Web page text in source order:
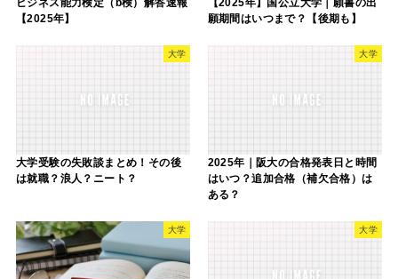
ビジネス能力検定（b検）解答速報
【2025年】
【2025年】国公立大学｜願書の出
願期間はいつまで？【後期も】
大学
大学受験の失敗談まとめ！その後
は就職？浪人？ニート？
大学
2025年｜阪大の合格発表日と時間
はいつ？追加合格（補欠合格）は
ある？
大学 大学